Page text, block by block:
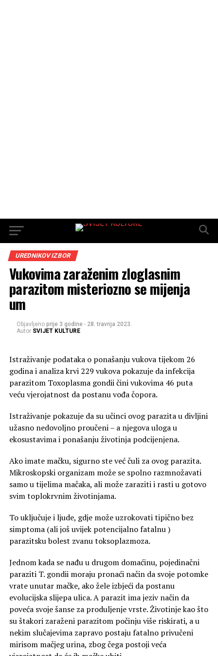
UREDNIKOV IZBOR
Vukovima zaraženim zloglasnim
parazitom misteriozno se mijenja
um
Objavljeno prije 3 godine - 28. travnja 2023.
Autor SVIJET KULTURE
Istraživanje podataka o ponašanju vukova tijekom 26
godina i analiza krvi 229 vukova pokazuje da infekcija
parazitom Toxoplasma gondii čini vukovima 46 puta
veću vjerojatnost da postanu vođa čopora.
Istraživanje pokazuje da su učinci ovog parazita u divljini
užasno nedovoljno proučeni – a njegova uloga u
ekosustavima i ponašanju životinja podcijenjena.
Ako imate mačku, sigurno ste već čuli za ovog parazita.
Mikroskopski organizam može se spolno razmnožavati
samo u tijelima mačaka, ali može zaraziti i rasti u gotovo
svim toplokrvnim životinjama.
To uključuje i ljude, gdje može uzrokovati tipično bez
simptoma (ali još uvijek potencijalno fatalnu )
parazitsku bolest zvanu toksoplazmoza.
Jednom kada se nađu u drugom domaćinu, pojedinačni
paraziti T. gondii moraju pronaći način da svoje potomke
vrate unutar mačke, ako žele izbjeći da postanu
evolucijska slijepa ulica. A parazit ima jeziv način da
poveća svoje šanse za produljenje vrste. Životinje kao što
su štakori zaraženi parazitom počinju više riskirati, a u
nekim slučajevima zapravo postaju fatalno privučeni
mirisom mačjeg urina, zbog čega postoji veća